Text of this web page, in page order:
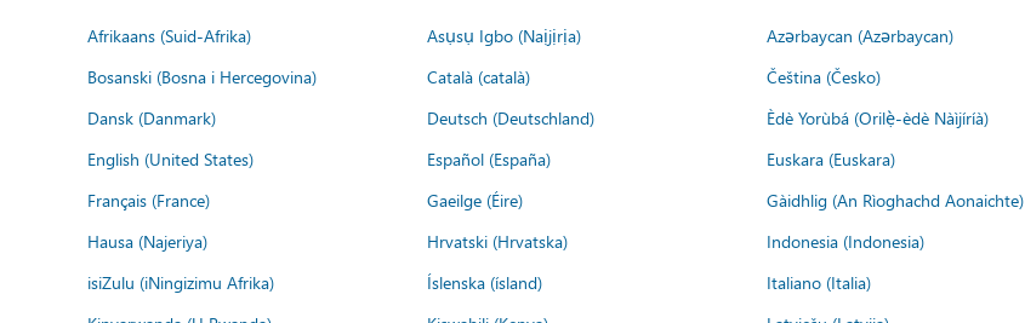
Afrikaans (Suid-Afrika) Asụsụ Igbo (Naịjịrịa) Azərbaycan (Azərbaycan)
Bosanski (Bosna i Hercegovina)
Català (català) Čeština (Česko)
Dansk (Danmark)
Deutsch (Deutschland) Èdè Yorùbá (Orilẹ̀-èdè Nàìjíríà)
English (United States)
Español (España) Euskara (Euskara)
Français (France)
Gaeilge (Éire) Gàidhlig (An Rìoghachd Aonaichte)
Hausa (Najeriya)
Hrvatski (Hrvatska) Indonesia (Indonesia)
isiZulu (iNingizimu Afrika)
Íslenska (ísland) Italiano (Italia)